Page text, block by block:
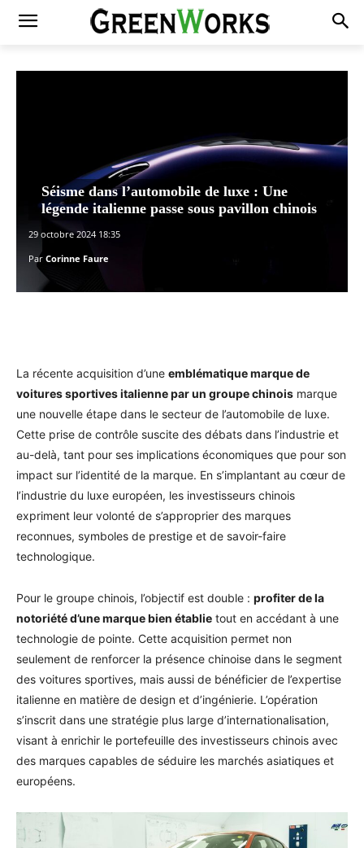
Séisme dans l’automobile de luxe : Une
légende italienne passe sous pavillon chinois
29 octobre 2024 18:35
Par Corinne Faure
La récente acquisition d’une emblématique marque de
voitures sportives italienne par un groupe chinois marque
une nouvelle étape dans le secteur de l’automobile de luxe.
Cette prise de contrôle suscite des débats dans l’industrie et
au-delà, tant pour ses implications économiques que pour son
impact sur l’identité de la marque. En s’implantant au cœur de
l’industrie du luxe européen, les investisseurs chinois
expriment leur volonté de s’approprier des marques
reconnues, symboles de prestige et de savoir-faire
technologique.
Pour le groupe chinois, l’objectif est double : profiter de la
notoriété d’une marque bien établie tout en accédant à une
technologie de pointe. Cette acquisition permet non
seulement de renforcer la présence chinoise dans le segment
des voitures sportives, mais aussi de bénéficier de l’expertise
italienne en matière de design et d’ingénierie. L’opération
s’inscrit dans une stratégie plus large d’internationalisation,
visant à enrichir le portefeuille des investisseurs chinois avec
des marques capables de séduire les marchés asiatiques et
européens.